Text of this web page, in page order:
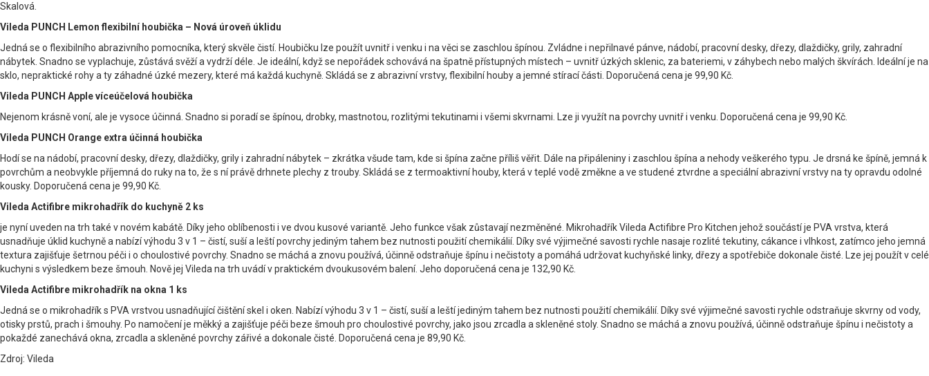
Skalová.
Vileda PUNCH Lemon flexibilní houbička – Nová úroveň úklidu
Jedná se o flexibilního abrazivního pomocníka, který skvěle čistí. Houbičku lze použít uvnitř i venku i na věci se zaschlou špínou. Zvládne i nepřilnavé pánve, nádobí, pracovní desky, dřezy, dlaždičky, grily, zahradní
nábytek. Snadno se vyplachuje, zůstává svěží a vydrží déle. Je ideální, když se nepořádek schovává na špatně přístupných místech – uvnitř úzkých sklenic, za bateriemi, v záhybech nebo malých škvírách. Ideální je na
sklo, nepraktické rohy a ty záhadné úzké mezery, které má každá kuchyně. Skládá se z abrazivní vrstvy, flexibilní houby a jemné stírací části. Doporučená cena je 99,90 Kč.
Vileda PUNCH Apple víceúčelová houbička
Nejenom krásně voní, ale je vysoce účinná. Snadno si poradí se špínou, drobky, mastnotou, rozlitými tekutinami i všemi skvrnami. Lze ji využít na povrchy uvnitř i venku. Doporučená cena je 99,90 Kč.
Vileda PUNCH Orange extra účinná houbička
Hodí se na nádobí, pracovní desky, dřezy, dlaždičky, grily i zahradní nábytek – zkrátka všude tam, kde si špína začne příliš věřit. Dále na připáleniny i zaschlou špína a nehody veškerého typu. Je drsná ke špíně, jemná k
povrchům a neobvykle příjemná do ruky na to, že s ní právě drhnete plechy z trouby. Skládá se z termoaktivní houby, která v teplé vodě změkne a ve studené ztvrdne a speciální abrazivní vrstvy na ty opravdu odolné
kousky. Doporučená cena je 99,90 Kč.
Vileda Actifibre mikrohadřík do kuchyně 2 ks
je nyní uveden na trh také v novém kabátě. Díky jeho oblíbenosti i ve dvou kusové variantě. Jeho funkce však zůstavají nezměněné. Mikrohadřík Vileda Actifibre Pro Kitchen jehož součástí je PVA vrstva, která
usnadňuje úklid kuchyně a nabízí výhodu 3 v 1 – čistí, suší a leští povrchy jediným tahem bez nutnosti použití chemikálií. Díky své výjimečné savosti rychle nasaje rozlité tekutiny, cákance i vlhkost, zatímco jeho jemná
textura zajišťuje šetrnou péči i o choulostivé povrchy. Snadno se máchá a znovu používá, účinně odstraňuje špínu i nečistoty a pomáhá udržovat kuchyňské linky, dřezy a spotřebiče dokonale čisté. Lze jej použít v celé
kuchyni s výsledkem beze šmouh. Nově jej Vileda na trh uvádí v praktickém dvoukusovém balení. Jeho doporučená cena je 132,90 Kč.
Vileda Actifibre mikrohadřík na okna 1 ks
Jedná se o mikrohadřík s PVA vrstvou usnadňující čištění skel i oken. Nabízí výhodu 3 v 1 – čistí, suší a leští jediným tahem bez nutnosti použití chemikálií. Díky své výjimečné savosti rychle odstraňuje skvrny od vody,
otisky prstů, prach i šmouhy. Po namočení je měkký a zajišťuje péči beze šmouh pro choulostivé povrchy, jako jsou zrcadla a skleněné stoly. Snadno se máchá a znovu používá, účinně odstraňuje špínu i nečistoty a
pokaždé zanechává okna, zrcadla a skleněné povrchy zářivé a dokonale čisté. Doporučená cena je 89,90 Kč.
Zdroj: Vileda